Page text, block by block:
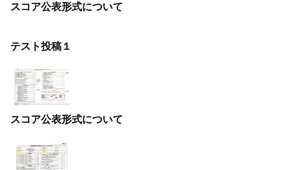
スコア公表形式について
テスト投稿１
スコア公表形式について